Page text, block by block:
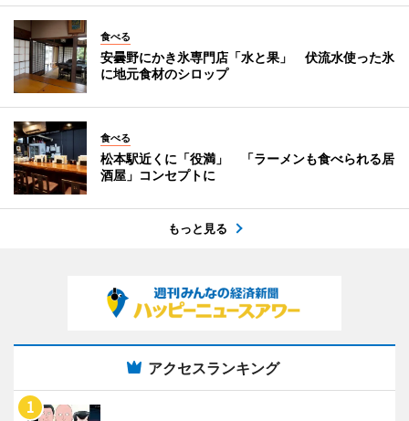
食べる
安曇野にかき氷専門店「水と果」 伏流水使った氷
に地元食材のシロップ
食べる
松本駅近くに「役満」 「ラーメンも食べられる居
酒屋」コンセプトに
もっと見る
アクセスランキング